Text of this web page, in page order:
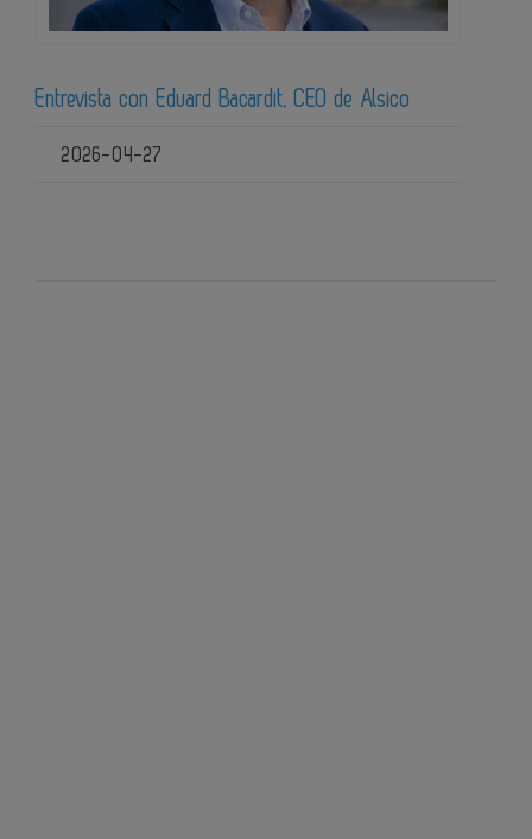
Entrevista con Eduard Bacardit, CEO de Alsico
2026-04-27